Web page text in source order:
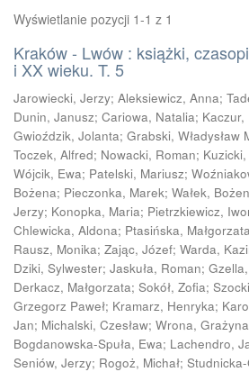
Wyświetlanie pozycji 1-1 z 1
Kraków - Lwów : książki,
i XX wieku. T. 5
Jarowiecki, Jerzy; Aleksiewicz, Anna;
Dunin, Janusz; Cariowa, Natalia; Kaczur,
Gwioździk, Jolanta; Grabski, Władysław
Toczek, Alfred; Nowacki, Roman;
Wójcik, Ewa; Patelski, Mariusz;
Bożena; Pieczonka, Marek; Wałek,
Jerzy; Konopka, Maria; Pietrzkiewicz,
Chlewicka, Aldona; Ptasińska,
Rausz, Monika; Zając, Józef; Warda,
Dziki, Sylwester; Jaskuła, Roman;
Derkacz, Małgorzata; Sokół, Zofia;
Grzegorz Paweł; Kramarz, Henryka;
Jan; Michalski, Czesław; Wrona, Grażyna
Bogdanowska-Spuła, Ewa; Lachendro,
Seniów, Jerzy; Rogoż, Michał;